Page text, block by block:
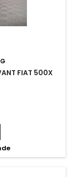
FIAT 500X